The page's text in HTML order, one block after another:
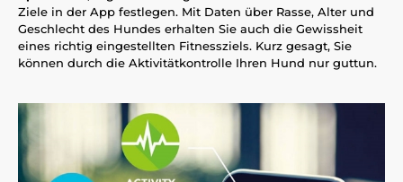
Ziele in der App festlegen. Mit Daten über Rasse, Alter und
Geschlecht des Hundes erhalten Sie auch die Gewissheit
eines richtig eingestellten Fitnessziels. Kurz gesagt, Sie
können durch die Aktivitätkontrolle Ihren Hund nur guttun.